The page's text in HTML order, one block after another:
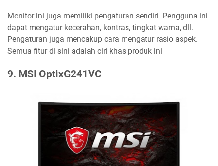
Monitor ini juga memiliki pengaturan sendiri. Pengguna ini
dapat mengatur kecerahan, kontras, tingkat warna, dll.
Pengaturan juga mencakup cara mengatur rasio aspek.
Semua fitur di sini adalah ciri khas produk ini.
9. MSI OptixG241VC